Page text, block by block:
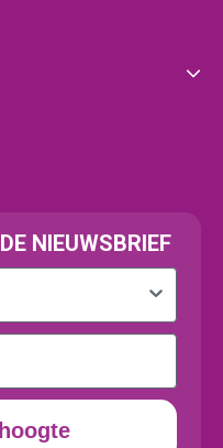
NIEUWSBRIEF